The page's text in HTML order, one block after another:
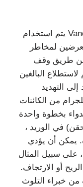
يتم استخدام Vancomycin 1000mg بالمقابل لمواجهة
لمخاطر
عن طريق وقف
البالغين
التهديد
من الكائنات
بخطوة واحدة
في الوريد ،
يمكن أن يؤدي
، على سبيل المثال
أو الارتجاف.
خبراء التلوث